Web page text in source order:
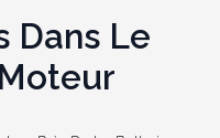
Dans Le